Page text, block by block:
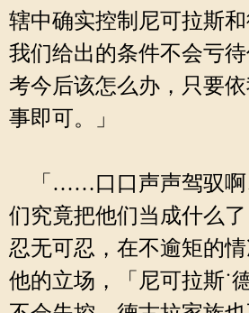
辖中确实控制尼可拉斯和
我们给出的条件不会亏
考今后该怎么办，只要
事即可。」
「……口口声声驾驭啊
们究竟把他们当成什么
忍无可忍，在不逾矩的
他的立场，「尼可拉斯˙